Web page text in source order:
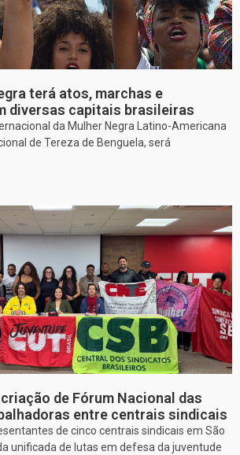
terá atos, marchas e
diversas capitais brasileiras
da Mulher Negra Latino-Americana
de Tereza de Benguela, será
de Fórum Nacional das
entre centrais sindicais
de cinco centrais sindicais em São
unificada de lutas em defesa da juventude